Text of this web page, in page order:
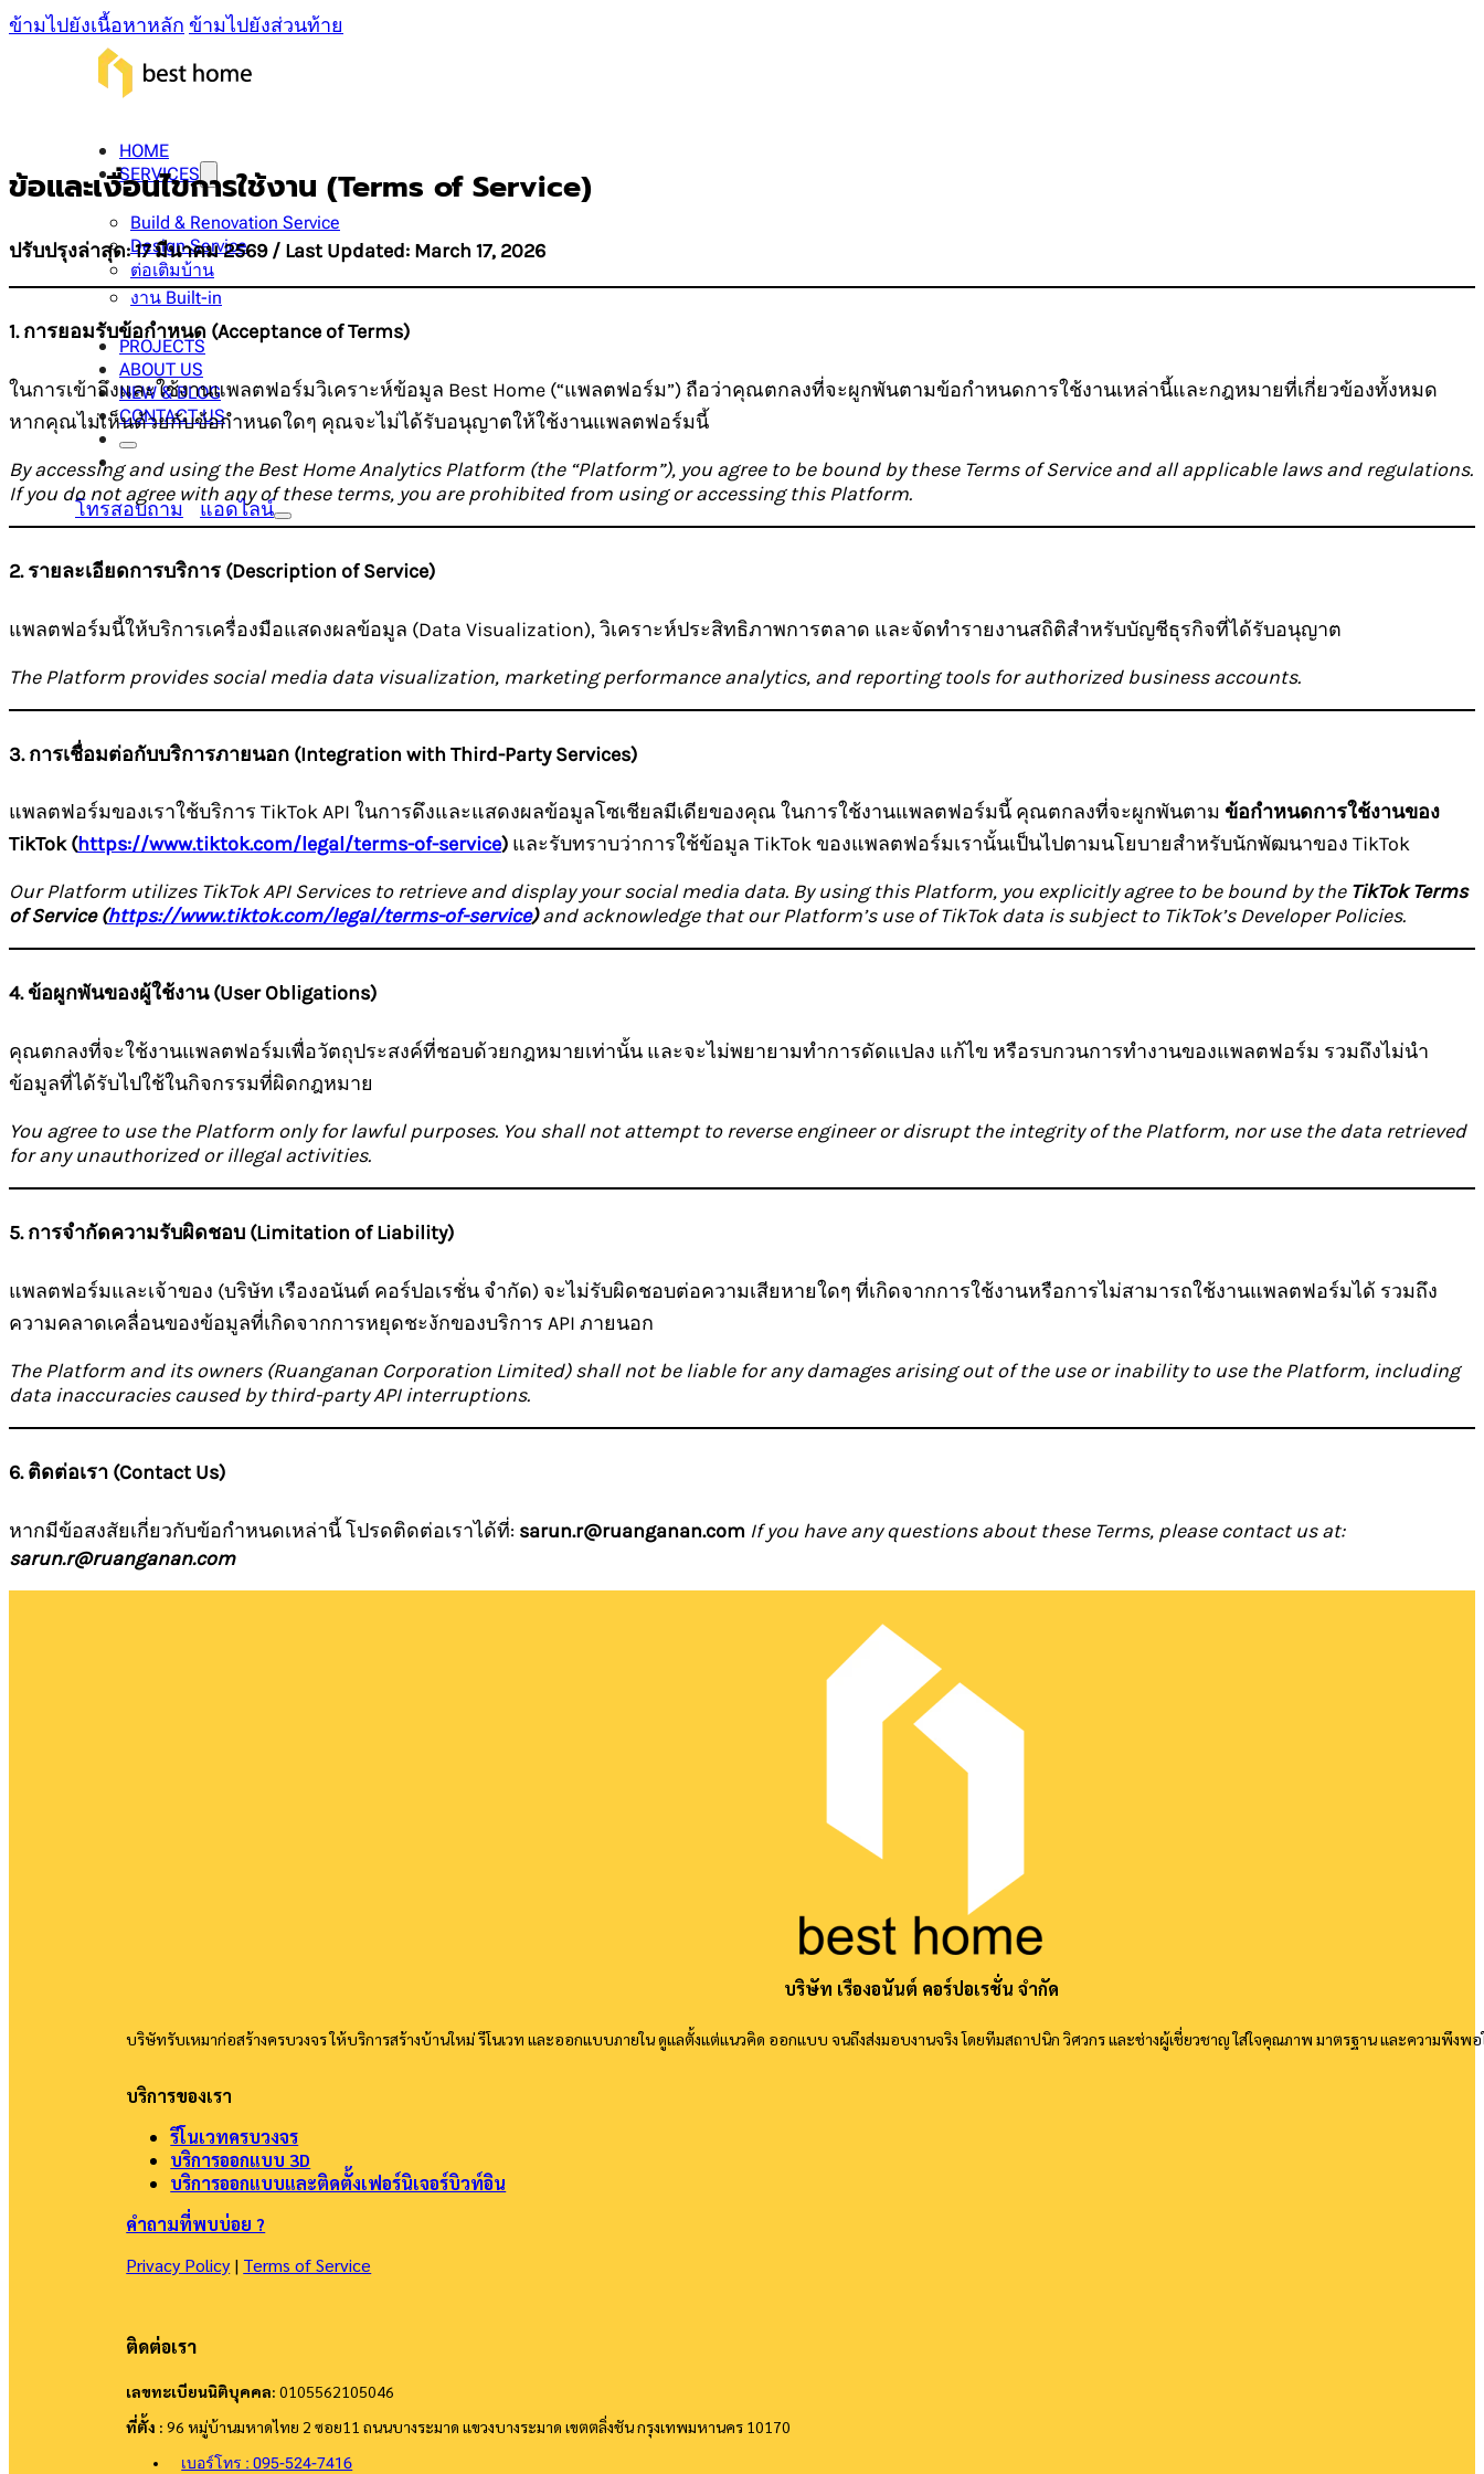
ข้ามไปยังเนื้อหาหลัก ข้ามไปยังส่วนท้าย
HOME
SERVICES
Build & Renovation Service
Design Service
ต่อเติมบ้าน
งาน Built-in
PROJECTS
ABOUT US
NEW & BLOG
CONTACT US
โทรสอบถาม แอดไลน์
ข้อและเงื่อนไขการใช้งาน (Terms of Service)
ปรับปรุงล่าสุด: 17 มีนาคม 2569 / Last Updated: March 17, 2026
1. การยอมรับข้อกำหนด (Acceptance of Terms)
ในการเข้าถึงและใช้งานแพลตฟอร์มวิเคราะห์ข้อมูล Best Home (“แพลตฟอร์ม”) ถือว่าคุณตกลงที่จะผูกพันตามข้อกำหนดการใช้งานเหล่านี้และกฎหมายที่เกี่ยวข้องทั้งหมด
หากคุณไม่เห็นด้วยกับข้อกำหนดใดๆ คุณจะไม่ได้รับอนุญาตให้ใช้งานแพลตฟอร์มนี้
By accessing and using the Best Home Analytics Platform (the “Platform”), you agree to be bound by these Terms of Service and all applicable laws and regulations.
If you do not agree with any of these terms, you are prohibited from using or accessing this Platform.
2. รายละเอียดการบริการ (Description of Service)
แพลตฟอร์มนี้ให้บริการเครื่องมือแสดงผลข้อมูล (Data Visualization), วิเคราะห์ประสิทธิภาพการตลาด และจัดทำรายงานสถิติสำหรับบัญชีธุรกิจที่ได้รับอนุญาต
The Platform provides social media data visualization, marketing performance analytics, and reporting tools for authorized business accounts.
3. การเชื่อมต่อกับบริการภายนอก (Integration with Third-Party Services)
แพลตฟอร์มของเราใช้บริการ TikTok API ในการดึงและแสดงผลข้อมูลโซเชียลมีเดียของคุณ ในการใช้งานแพลตฟอร์มนี้ คุณตกลงที่จะผูกพันตาม ข้อกำหนดการใช้งานของ
TikTok (https://www.tiktok.com/legal/terms-of-service) และรับทราบว่าการใช้ข้อมูล TikTok ของแพลตฟอร์มเรานั้นเป็นไปตามนโยบายสำหรับนักพัฒนาของ TikTok
Our Platform utilizes TikTok API Services to retrieve and display your social media data. By using this Platform, you explicitly agree to be bound by the TikTok Terms
of Service (https://www.tiktok.com/legal/terms-of-service)and acknowledge that our Platform’s use of TikTok data is subject to TikTok’s Developer Policies.
4. ข้อผูกพันของผู้ใช้งาน (User Obligations)
คุณตกลงที่จะใช้งานแพลตฟอร์มเพื่อวัตถุประสงค์ที่ชอบด้วยกฎหมายเท่านั้น และจะไม่พยายามทำการดัดแปลง แก้ไข หรือรบกวนการทำงานของแพลตฟอร์ม รวมถึงไม่นำ
ข้อมูลที่ได้รับไปใช้ในกิจกรรมที่ผิดกฎหมาย
You agree to use the Platform only for lawful purposes. You shall not attempt to reverse engineer or disrupt the integrity of the Platform, nor use the data retrieved
for any unauthorized or illegal activities.
5. การจำกัดความรับผิดชอบ (Limitation of Liability)
แพลตฟอร์มและเจ้าของ (บริษัท เรืองอนันต์ คอร์ปอเรชั่น จำกัด) จะไม่รับผิดชอบต่อความเสียหายใดๆ ที่เกิดจากการใช้งานหรือการไม่สามารถใช้งานแพลตฟอร์มได้ รวมถึง
ความคลาดเคลื่อนของข้อมูลที่เกิดจากการหยุดชะงักของบริการ API ภายนอก
The Platform and its owners (Ruanganan Corporation Limited) shall not be liable for any damages arising out of the use or inability to use the Platform, including
data inaccuracies caused by third-party API interruptions.
6. ติดต่อเรา (Contact Us)
หากมีข้อสงสัยเกี่ยวกับข้อกำหนดเหล่านี้ โปรดติดต่อเราได้ที่: sarun.r@ruanganan.com If you have any questions about these Terms, please contact us at:
sarun.r@ruanganan.com
บริษัท เรืองอนันต์ คอร์ปอเรชั่น จำกัด
บริษัทรับเหมาก่อสร้างครบวงจร ให้บริการสร้างบ้านใหม่ รีโนเวท และออกแบบภายใน ดูแลตั้งแต่แนวคิด ออกแบบ จนถึงส่งมอบงานจริง โดยทีมสถาปนิก วิศวกร และช่างผู้เชี่ยวชาญ ใส่ใจคุณภาพ มาตรฐาน และความพึงพ
บริการของเรา
รีโนเวทครบวงจร
บริการออกแบบ 3D
บริการออกแบบและติดตั้งเฟอร์นิเจอร์บิวท์อิน
คำถามที่พบบ่อย ?
Privacy Policy | Terms of Service
ติดต่อเรา
เลขทะเบียนนิติบุคคล: 0105562105046
ที่ตั้ง : 96 หมู่บ้านมหาดไทย 2 ซอย11 ถนนบางระมาด แขวงบางระมาด เขตตลิ่งชัน กรุงเทพมหานคร 10170
เบอร์โทร : 095-524-7416